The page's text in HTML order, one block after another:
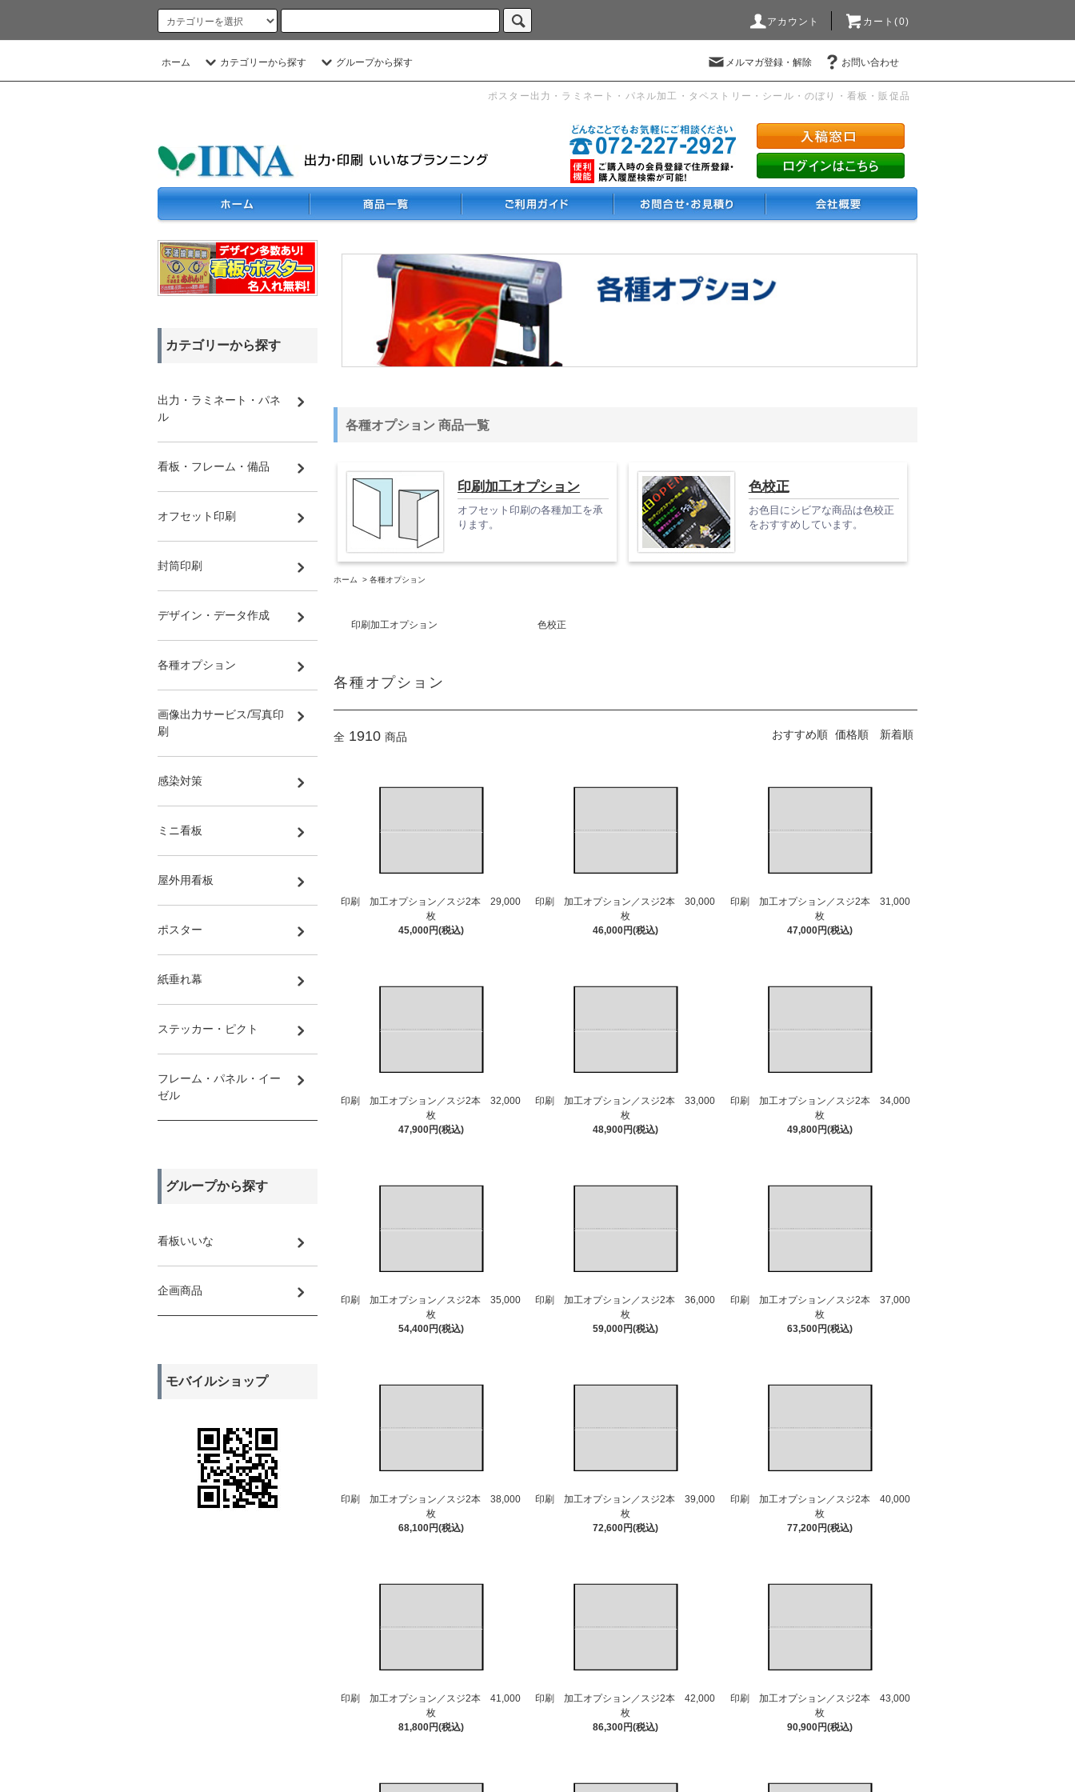
アカウント カート(0)
ホーム カテゴリーから探す グループから探す メルマガ登録・解除 お問い合わせ
ポスター出力・ラミネート・パネル加工・タペストリー・シール・のぼり・看板・販促品
各種オプション 商品一覧
印刷加工オプション
オフセット印刷の各種加工を承
ります。
色校正
お色目にシビアな商品は色校正
をおすすめしています。
ホーム > 各種オプション
印刷加工オプション 色校正
各種オプション
全 1910 商品 おすすめ順 価格順 新着順
印刷 加工オプション／スジ2本 29,000
枚
45,000円(税込)
印刷 加工オプション／スジ2本 30,000
枚
46,000円(税込)
印刷 加工オプション／スジ2本 31,000
枚
47,000円(税込)
印刷 加工オプション／スジ2本 32,000
枚
47,900円(税込)
印刷 加工オプション／スジ2本 33,000
枚
48,900円(税込)
印刷 加工オプション／スジ2本 34,000
枚
49,800円(税込)
印刷 加工オプション／スジ2本 35,000
枚
54,400円(税込)
印刷 加工オプション／スジ2本 36,000
枚
59,000円(税込)
印刷 加工オプション／スジ2本 37,000
枚
63,500円(税込)
印刷 加工オプション／スジ2本 38,000
枚
68,100円(税込)
印刷 加工オプション／スジ2本 39,000
枚
72,600円(税込)
印刷 加工オプション／スジ2本 40,000
枚
77,200円(税込)
印刷 加工オプション／スジ2本 41,000
枚
81,800円(税込)
印刷 加工オプション／スジ2本 42,000
枚
86,300円(税込)
印刷 加工オプション／スジ2本 43,000
枚
90,900円(税込)
カテゴリーから探す
出力・ラミネート・パネ
ル
看板・フレーム・備品
オフセット印刷
封筒印刷
デザイン・データ作成
各種オプション
画像出力サービス/写真印
刷
感染対策
ミニ看板
屋外用看板
ポスター
紙垂れ幕
ステッカー・ピクト
フレーム・パネル・イー
ゼル
グループから探す
看板いいな
企画商品
モバイルショップ